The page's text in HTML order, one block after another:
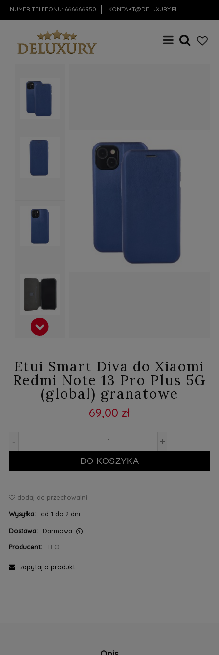
NUMER TELEFONU: 666666950 KONTAKT@DELUXURY.PL
Etui Smart Diva do Xiaomi
Redmi Note 13 Pro Plus 5G
(global) granatowe
69,00 zł
- +
DO KOSZYKA
dodaj do przechowalni
Wysyłka: od 1 do 2 dni
Dostawa:
Darmowa
Producent:
TFO
zapytaj o produkt